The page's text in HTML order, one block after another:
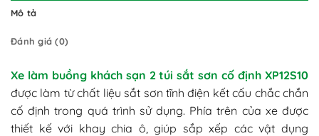
Mô tả
Đánh giá (0)
Xe làm buồng khách sạn 2 túi sắt sơn cố định XP12S10
được làm từ chất liệu sắt sơn tĩnh điện kết cấu chắc chắn
cố định trong quá trình sử dụng. Phía trên của xe được
thiết kế với khay chia ô, giúp sắp xếp các vật dụng